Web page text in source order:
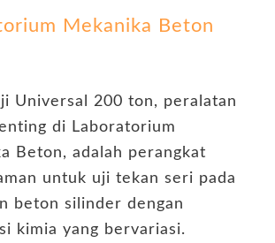
Mekanika Beton
Universal 200 ton, peralatan
di Laboratorium
Beton, adalah perangkat
untuk uji tekan seri pada
beton silinder dengan
kimia yang bervariasi.